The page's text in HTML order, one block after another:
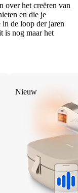
over het creëren van
en die je
de loop der jaren
is nog maar het
Nieuw